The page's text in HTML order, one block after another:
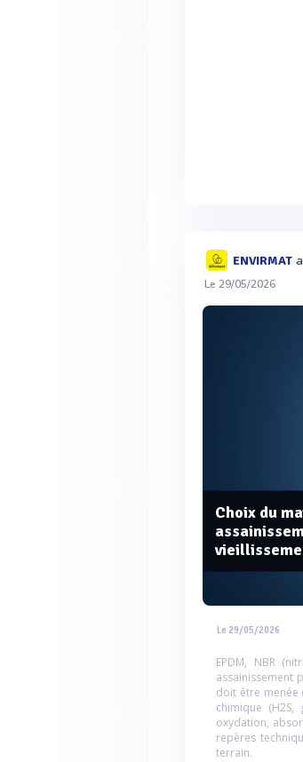
ENVIRMAT
Le 29/05/2026
Choix du
Le 29/05/2026
EPDM, NBR
assainissement
doit être menée
chimique (H2S,
oxydation,
repères
terrain.